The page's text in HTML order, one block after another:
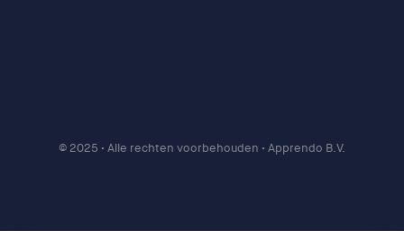
© 2025 • Alle rechten voorbehouden • Apprendo B.V.